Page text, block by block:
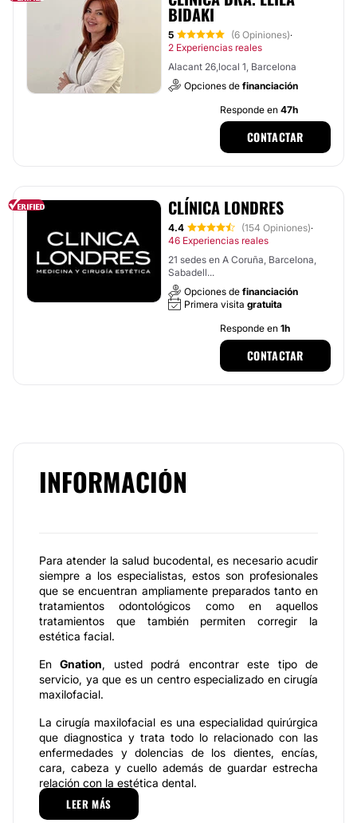
BIDAKI
5 (6 Opiniones)·
2 Experiencias reales
Alacant 26,local 1, Barcelona
Opciones de financiación
Responde en 47h
CONTACTAR
CLÍNICA LONDRES
4.4 (154 Opiniones)·
46 Experiencias reales
21 sedes en A Coruña, Barcelona,
Sabadell...
Opciones de financiación
Primera visita gratuita
Responde en 1h
CONTACTAR
INFORMACIÓN
Para atender la salud bucodental, es necesario acudir
siempre a los especialistas, estos son profesionales
que se encuentran ampliamente preparados tanto en
tratamientos odontológicos como en aquellos
tratamientos que también permiten corregir la
estética facial.
EnGnation, usted podrá encontrar este tipo de
servicio, ya que es un centro especializado en cirugía
maxilofacial.
La cirugía maxilofacial es una especialidad quirúrgica
que diagnostica y trata todo lo relacionado con las
enfermedades y dolencias de los dientes, encías,
cara, cabeza y cuello además de guardar estrecha
relación con la estética dental.
La realización previa de diagnósticos y estudios
LEER MÁS